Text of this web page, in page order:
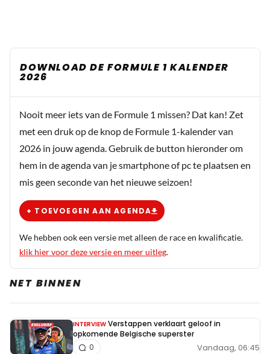
DOWNLOAD DE FORMULE 1 KALENDER
2026
Nooit meer iets van de Formule 1 missen? Dat kan! Zet
met een druk op de knop de Formule 1-kalender van
2026 in jouw agenda. Gebruik de button hieronder om
hem in de agenda van je smartphone of pc te plaatsen en
mis geen seconde van het nieuwe seizoen!
+ TOEVOEGEN AAN AGENDA
We hebben ook een versie met alleen de race en kwalificatie.
klik hier voor deze versie en meer uitleg.
NET BINNEN
INTERVIEW Verstappen verklaart geloof in
opkomende Belgische superster
Vandaag, 06:45
0